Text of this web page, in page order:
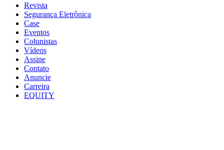
Revista
Segurança Eletrônica
Case
Eventos
Colunistas
Vídeos
Assine
Contato
Anuncie
Carreira
EQUITY